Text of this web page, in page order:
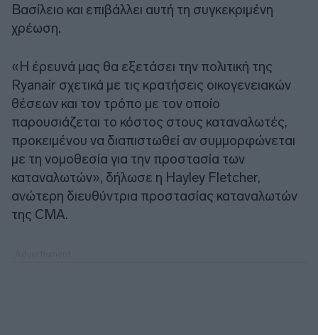
Βασίλειο και επιβάλλει αυτή τη συγκεκριμένη
χρέωση.
«Η έρευνά μας θα εξετάσει την πολιτική της
Ryanair σχετικά με τις κρατήσεις οικογενειακών
θέσεων και τον τρόπο με τον οποίο
παρουσιάζεται το κόστος στους καταναλωτές,
προκειμένου να διαπιστωθεί αν συμμορφώνεται
με τη νομοθεσία για την προστασία των
καταναλωτών», δήλωσε η Hayley Fletcher,
ανώτερη διευθύντρια προστασίας καταναλωτών
της CMA.